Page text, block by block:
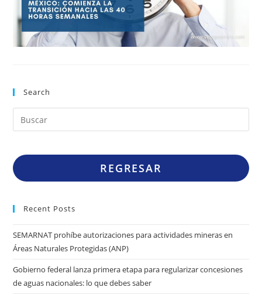
Search
REGRESAR
Recent Posts
SEMARNAT prohíbe autorizaciones para actividades mineras en
Áreas Naturales Protegidas (ANP)
Gobierno federal lanza primera etapa para regularizar concesiones
de aguas nacionales: lo que debes saber